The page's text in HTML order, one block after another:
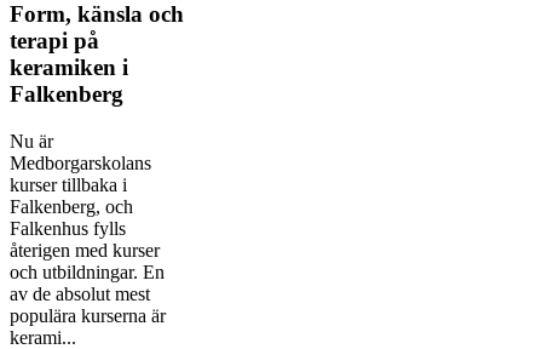
Form, känsla och
terapi på
keramiken i
Falkenberg
Nu är
Medborgarskolans
kurser tillbaka i
Falkenberg, och
Falkenhus fylls
återigen med kurser
och utbildningar. En
av de absolut mest
populära kurserna är
kerami...